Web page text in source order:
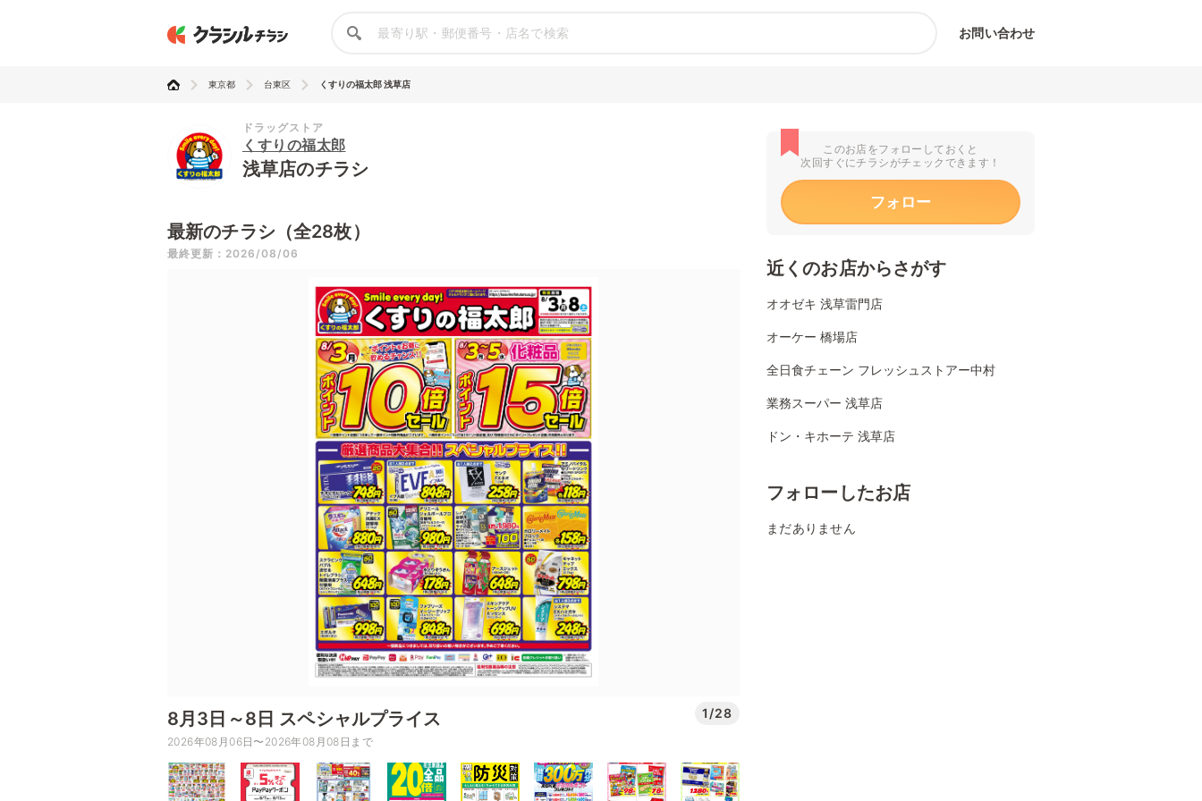
お問い合わせ
東京都 台東区 くすりの福太郎 浅草店
ドラッグストア
くすりの福太郎
浅草店のチラシ
最新のチラシ（全28枚）
最終更新：2026/08/06
8月3日～8日 スペシャルプライス 1/28
2026年08月06日〜2026年08月08日まで
このお店をフォローしておくと
次回すぐにチラシがチェックできます！
フォロー
近くのお店からさがす
オオゼキ 浅草雷門店
オーケー 橋場店
全日食チェーン フレッシュストアー中村
業務スーパー 浅草店
ドン・キホーテ 浅草店
フォローしたお店
まだありません